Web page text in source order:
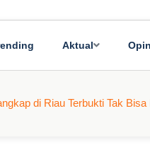
Aktual
di Riau Terbukti Tak